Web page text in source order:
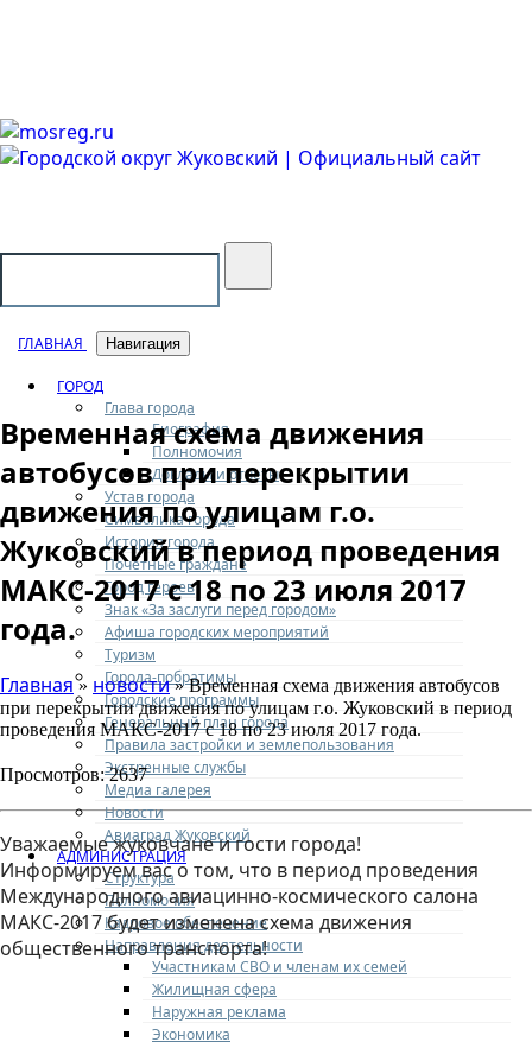
ГЛАВНАЯ Навигация
ГОРОД
Глава города
Биография
Полномочия
Доклады и отчеты
Устав города
Символика города
История города
Почетные граждане
Город героев
Знак «За заслуги перед городом»
Афиша городских мероприятий
Туризм
Города-побратимы
Городские программы
Генеральный план города
Правила застройки и землепользования
Экстренные службы
Медиа галерея
Новости
Авиаград Жуковский
АДМИНИСТРАЦИЯ
Структура
Полномочия
Кадровое обеспечение
Направления деятельности
Участникам СВО и членам их семей
Жилищная сфера
Наружная реклама
Экономика
Временная схема движения
автобусов при перекрытии
движения по улицам г.о.
Жуковский в период проведения
МАКС-2017 с 18 по 23 июля 2017
года.
Главная» новости» Временная схема движения автобусов
при перекрытии движения по улицам г.о. Жуковский в период
проведения МАКС-2017 с 18 по 23 июля 2017 года.
Просмотров: 2637
Уважаемые жуковчане и гости города!
Информируем вас о том, что в период проведения
Международного авиацинно-космического салона
МАКС-2017 будет изменена схема движения
общественного транспорта!